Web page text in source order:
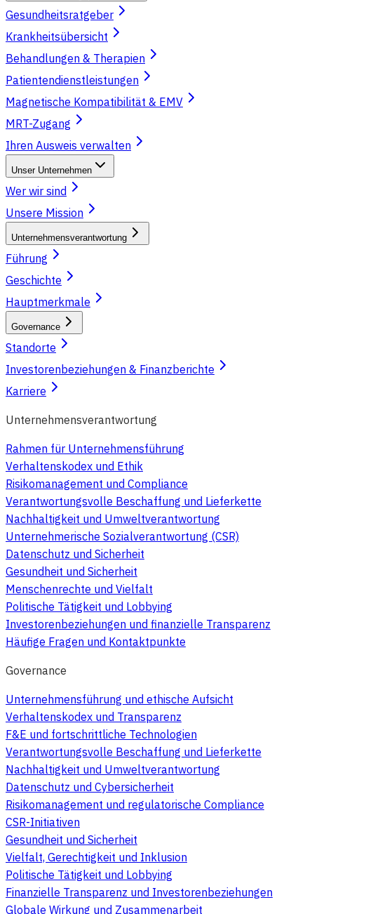
Gesundheitsratgeber
Krankheitsübersicht
Behandlungen & Therapien
Patientendienstleistungen
Magnetische Kompatibilität & EMV
MRT-Zugang
Ihren Ausweis verwalten
Unser Unternehmen
Wer wir sind
Unsere Mission
Unternehmensverantwortung
Führung
Geschichte
Hauptmerkmale
Governance
Standorte
Investorenbeziehungen & Finanzberichte
Karriere
Unternehmensverantwortung
Rahmen für Unternehmensführung
Verhaltenskodex und Ethik
Risikomanagement und Compliance
Verantwortungsvolle Beschaffung und Lieferkette
Nachhaltigkeit und Umweltverantwortung
Unternehmerische Sozialverantwortung (CSR)
Datenschutz und Sicherheit
Gesundheit und Sicherheit
Menschenrechte und Vielfalt
Politische Tätigkeit und Lobbying
Investorenbeziehungen und finanzielle Transparenz
Häufige Fragen und Kontaktpunkte
Governance
Unternehmensführung und ethische Aufsicht
Verhaltenskodex und Transparenz
F&E und fortschrittliche Technologien
Verantwortungsvolle Beschaffung und Lieferkette
Nachhaltigkeit und Umweltverantwortung
Datenschutz und Cybersicherheit
Risikomanagement und regulatorische Compliance
CSR-Initiativen
Gesundheit und Sicherheit
Vielfalt, Gerechtigkeit und Inklusion
Politische Tätigkeit und Lobbying
Finanzielle Transparenz und Investorenbeziehungen
Globale Wirkung und Zusammenarbeit